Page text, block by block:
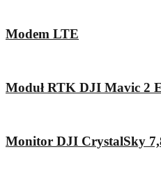
Modem LTE
Moduł RTK DJI Mavic 2
Monitor DJI CrystalSky